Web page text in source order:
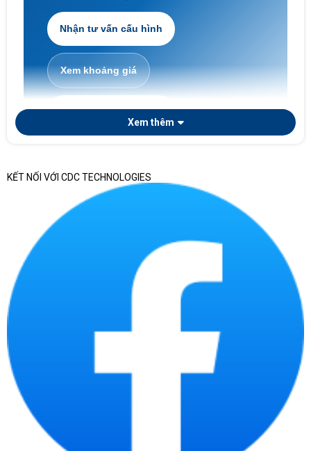
Nhận tư vấn cấu hình
Xem khoảng giá
Laptop doanh nghiệp
Nếu doanh nghiệp cần chọn laptop theo phòng ban,
số lượng triển khai, tiêu chuẩn cấu hình, chứng từ
bàn giao và khả năng quản lý tài sản CNTT sau mua,
có thể tham khảo thêm bài viết chuyên sâu về
laptop doanh nghiệp. Trang này tập trung vào
danh mục laptop chính hãng nói chung, còn bài
chuyên sâu phù hợp hơn khi cần chuẩn hóa thiết bị
hợp với ai?
Xem thêm
KẾT NỐI VỚI CDC TECHNOLOGIES